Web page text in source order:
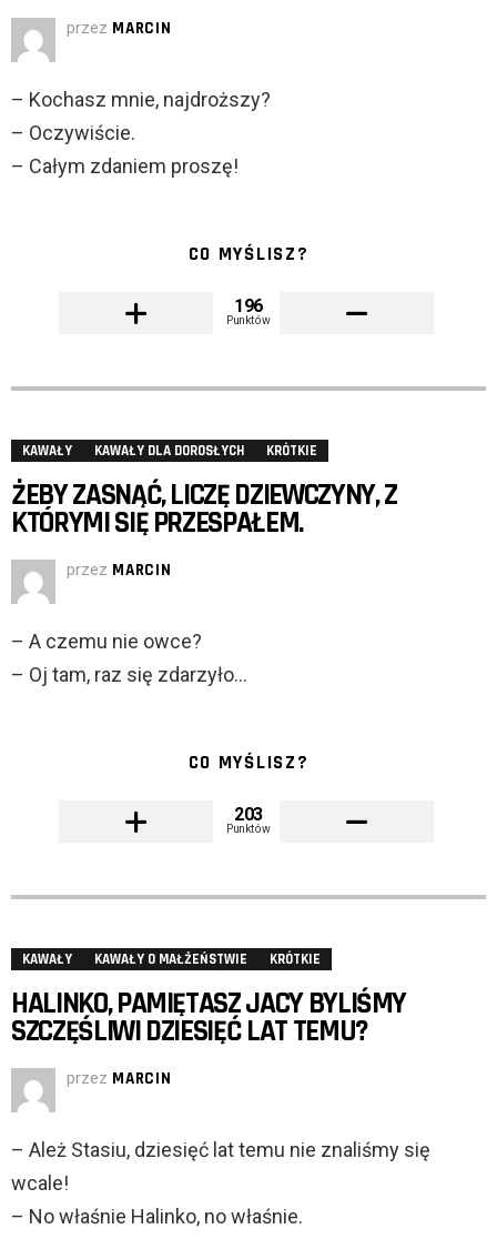
przez MARCIN
– Kochasz mnie, najdroższy?
– Oczywiście.
– Całym zdaniem proszę!
CO MYŚLISZ?
196
Punktów
KAWAŁY KAWAŁY DLA DOROSŁYCH KRÓTKIE
ŻEBY ZASNĄĆ, LICZĘ DZIEWCZYNY, Z
KTÓRYMI SIĘ PRZESPAŁEM.
przez MARCIN
– A czemu nie owce?
– Oj tam, raz się zdarzyło…
CO MYŚLISZ?
203
Punktów
KAWAŁY KAWAŁY O MAŁŻEŃSTWIE KRÓTKIE
HALINKO, PAMIĘTASZ JACY BYLIŚMY
SZCZĘŚLIWI DZIESIĘĆ LAT TEMU?
przez MARCIN
– Ależ Stasiu, dziesięć lat temu nie znaliśmy się
wcale!
– No właśnie Halinko, no właśnie.